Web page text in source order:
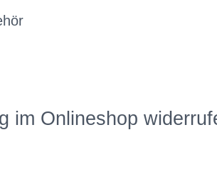
im Onlineshop